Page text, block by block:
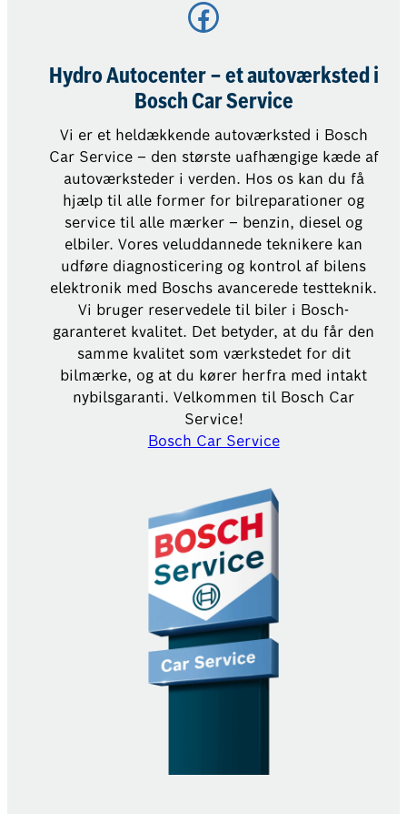
Facebook
Hydro Autocenter – et autoværksted i
Bosch Car Service
Vi er et heldækkende autoværksted i Bosch
Car Service – den største uafhængige kæde af
autoværksteder i verden. Hos os kan du få
hjælp til alle former for bilreparationer og
service til alle mærker – benzin, diesel og
elbiler. Vores veluddannede teknikere kan
udføre diagnosticering og kontrol af bilens
elektronik med Boschs avancerede testteknik.
Vi bruger reservedele til biler i Bosch-
garanteret kvalitet. Det betyder, at du får den
samme kvalitet som værkstedet for dit
bilmærke, og at du kører herfra med intakt
nybilsgaranti. Velkommen til Bosch Car
Service!
Bosch Car Service